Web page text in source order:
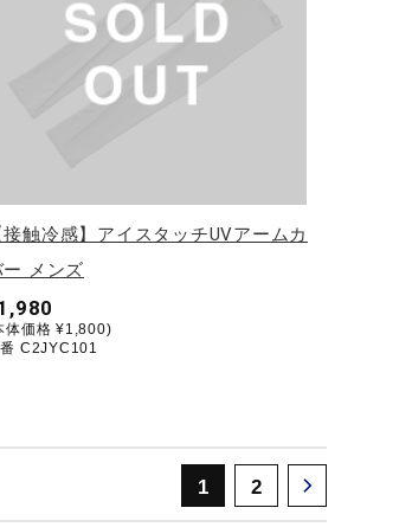
接触冷感】アイスタッチUVアームカ
ー メンズ
体価格 ¥1,800)
C2JYC101
1 2